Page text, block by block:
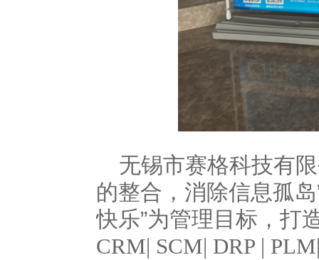
无锡市赛格科技有
的整合，消除信息孤
快乐”为管理目标，打
CRM| SCM| DRP |